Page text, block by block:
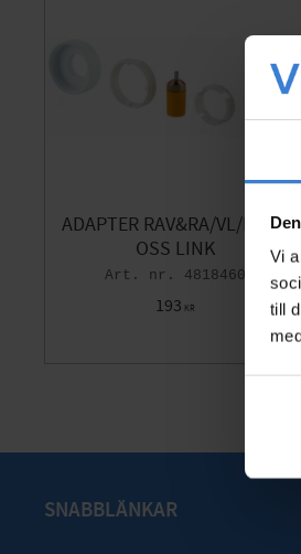
Vi
till
ADAPTER RAV&RA/VL/DANF
OSS LINK
4818460
193 KR
SNABBLÄNKAR